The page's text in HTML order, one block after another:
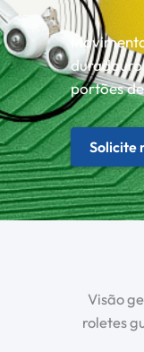
portões
Solicite
Visão
roletes